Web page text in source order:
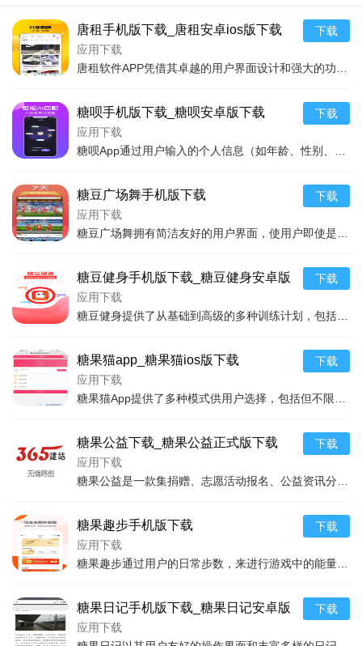
时间和精力自行管理家庭事务的用户。
唐租手机版下载_唐租安卓ios版下载
应用下载
下载
糖呗手机版下载_糖呗安卓版下载
应用下载
下载
糖豆广场舞手机版下载
应用下载
下载
糖豆健身手机版下载_糖豆健身安卓版
下载
应用下载
下载
糖果猫app_糖果猫ios版下载
应用下载
下载
糖果公益下载_糖果公益正式版下载
应用下载
下载
糖果趣步手机版下载
应用下载
下载
糖果日记手机版下载_糖果日记安卓版
下载
应用下载
下载